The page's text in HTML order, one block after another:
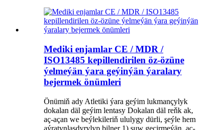
Mediki enjamlar CE / MDR /
ISO13485 kepillendirilen öz-özüne
ýelmeýän ýara geýinýän ýaralary
bejermek önümleri
Önümiň ady Atletiki ýara geýim lukmançylyk
dokalan däl geýim lentasy Dokalan däl reňk ak,
aç-açan we beýlekileriň ululygy dürli, şeýle hem
aýratynlaşdyrylyp bilner 1) suw geçirmeýän, aç-